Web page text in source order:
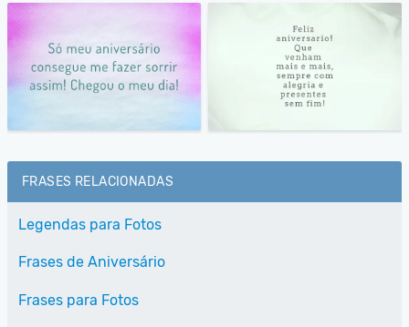
FRASES RELACIONADAS
Legendas para Fotos
Frases de Aniversário
Frases para Fotos